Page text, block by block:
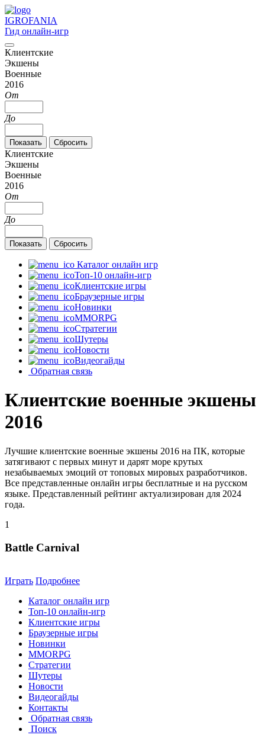
IGROFANIA
Гид онлайн-игр
Клиентские
Экшены
Военные
2016
От
До
Клиентские
Экшены
Военные
2016
От
До
Каталог онлайн игр
Топ-10 онлайн-игр
Клиентские игры
Браузерные игры
Новинки
MMORPG
Стратегии
Шутеры
Новости
Видеогайды
Обратная связь
Клиентские военные экшены
2016
Лучшие клиентские военные экшены 2016 на ПК, которые
затягивают с первых минут и дарят море крутых
незабываемых эмоций от топовых мировых разработчиков.
Все представленные онлайн игры бесплатные и на русском
языке. Представленный рейтинг актуализирован для 2024
года.
1
Battle Carnival
Играть Подробнее
Каталог онлайн игр
Топ-10 онлайн-игр
Клиентские игры
Браузерные игры
Новинки
MMORPG
Стратегии
Шутеры
Новости
Видеогайды
Контакты
Обратная связь
Поиск